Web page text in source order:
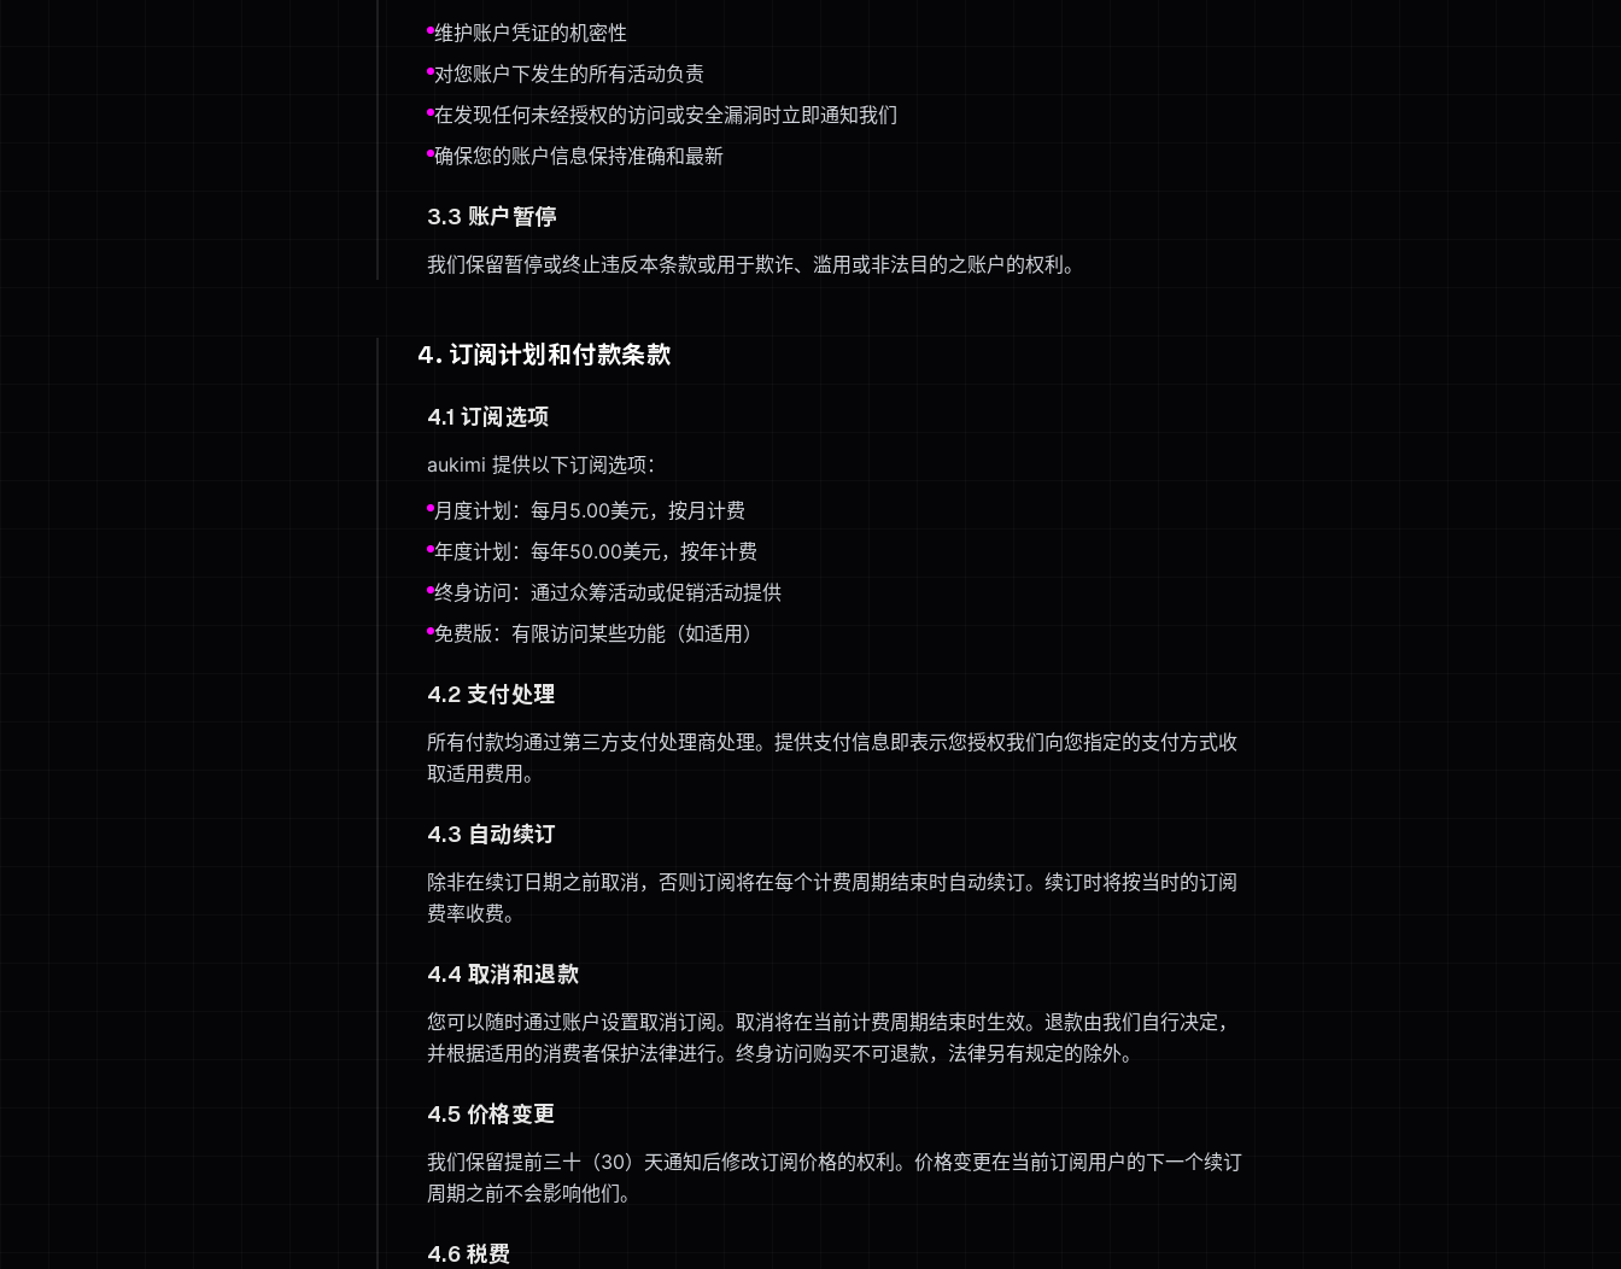
维护账户凭证的机密性
对您账户下发生的所有活动负责
在发现任何未经授权的访问或安全漏洞时立即通知我们
确保您的账户信息保持准确和最新
3.3 账户暂停
我们保留暂停或终止违反本条款或用于欺诈、滥用或非法目的之账户的权利。
4. 订阅计划和付款条款
4.1 订阅选项
aukimi 提供以下订阅选项：
月度计划：每月5.00美元，按月计费
年度计划：每年50.00美元，按年计费
终身访问：通过众筹活动或促销活动提供
免费版：有限访问某些功能（如适用）
4.2 支付处理
所有付款均通过第三方支付处理商处理。提供支付信息即表示您授权我们向您指定的支付方式收
取适用费用。
4.3 自动续订
除非在续订日期之前取消，否则订阅将在每个计费周期结束时自动续订。续订时将按当时的订阅
费率收费。
4.4 取消和退款
您可以随时通过账户设置取消订阅。取消将在当前计费周期结束时生效。退款由我们自行决定，
并根据适用的消费者保护法律进行。终身访问购买不可退款，法律另有规定的除外。
4.5 价格变更
我们保留提前三十（30）天通知后修改订阅价格的权利。价格变更在当前订阅用户的下一个续订
周期之前不会影响他们。
4.6 税费